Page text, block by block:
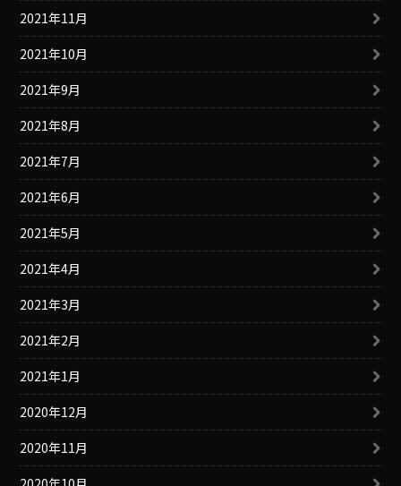
2021年11月
2021年10月
2021年9月
2021年8月
2021年7月
2021年6月
2021年5月
2021年4月
2021年3月
2021年2月
2021年1月
2020年12月
2020年11月